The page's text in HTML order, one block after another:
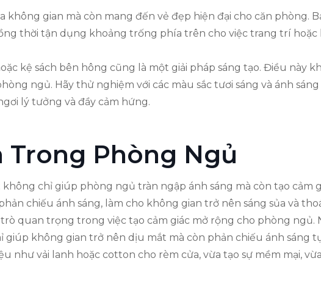
gian mà còn mang đến vẻ đẹp hiện đại cho căn phòng.
thời tận dụng khoảng trống phía trên cho việc trang trí
kệ sách bên hông cũng là một giải pháp sáng tạo. Điều này
ngủ. Hãy thử nghiệm với các màu sắc tươi sáng và ánh
lý tưởng và đầy cảm hứng.
Trong Phòng Ngủ
chỉ giúp phòng ngủ tràn ngập ánh sáng mà còn tạo cảm
chiếu ánh sáng, làm cho không gian trở nên sáng sủa và
quan trọng trong việc tạo cảm giác mở rộng cho phòng ngủ.
không gian trở nên dịu mắt mà còn phản chiếu ánh sáng
như vải lanh hoặc cotton cho rèm cửa, vừa tạo sự mềm mại,